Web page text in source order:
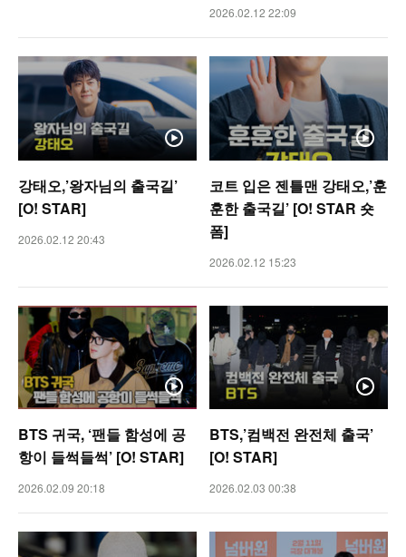
2026.02.12 22:09
강태오,’왕자님의 출국길’
[O! STAR]
2026.02.12 20:43
코트 입은 젠틀맨 강태오,’훈
훈한 출국길’ [O! STAR 숏
폼]
2026.02.12 15:23
BTS 귀국, ‘팬들 함성에 공
항이 들썩들썩’ [O! STAR]
2026.02.09 20:18
BTS,’컴백전 완전체 출국’
[O! STAR]
2026.02.03 00:38